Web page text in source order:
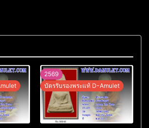
2569
บัตรรับรองพระแท้ D-Amulet